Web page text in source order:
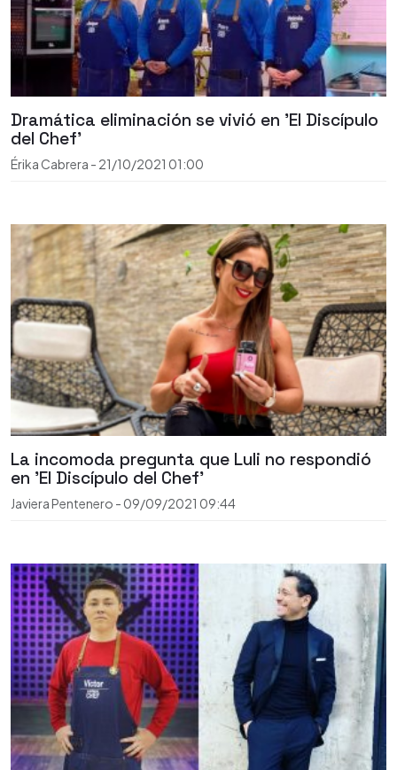
Dramática eliminación se vivió en 'El Discípulo
del Chef'
Érika Cabrera - 21/10/2021 01:00
La incomoda pregunta que Luli no respondió
en 'El Discípulo del Chef'
Javiera Pentenero - 09/09/2021 09:44